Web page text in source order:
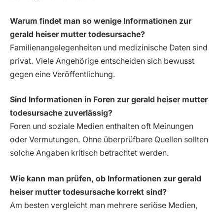
Warum findet man so wenige Informationen zur
gerald heiser mutter todesursache?
Familienangelegenheiten und medizinische Daten sind
privat. Viele Angehörige entscheiden sich bewusst
gegen eine Veröffentlichung.
Sind Informationen in Foren zur gerald heiser mutter
todesursache zuverlässig?
Foren und soziale Medien enthalten oft Meinungen
oder Vermutungen. Ohne überprüfbare Quellen sollten
solche Angaben kritisch betrachtet werden.
Wie kann man prüfen, ob Informationen zur gerald
heiser mutter todesursache korrekt sind?
Am besten vergleicht man mehrere seriöse Medien,